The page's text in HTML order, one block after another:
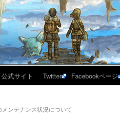
公式サイト Twitter Facebookページ
ンテナンス状況について